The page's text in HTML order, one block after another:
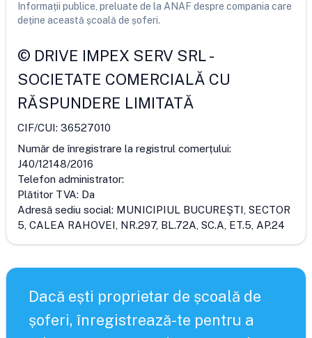
Informații publice, preluate de la ANAF despre compania care
deține această școală de șoferi.
© DRIVE IMPEX SERV SRL-
SOCIETATE COMERCIALĂ CU
RĂSPUNDERE LIMITATĂ
CIF/CUI: 36527010
Număr de înregistrare la registrul comerțului:
J40/12148/2016
Telefon administrator:
Plătitor TVA: Da
Adresă sediu social: MUNICIPIUL BUCUREŞTI, SECTOR
5, CALEA RAHOVEI, NR.297, BL.72A, SC.A, ET.5, AP.24
Dacă ești proprietar de școală de
șoferi, înregistrează-te pentru a